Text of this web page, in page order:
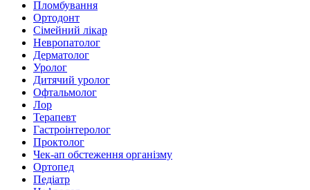
Пломбування
Ортодонт
Сімейний лікар
Невропатолог
Дерматолог
Уролог
Дитячий уролог
Офтальмолог
Лор
Терапевт
Гастроінтеролог
Проктолог
Чек-ап обстеження організму
Ортопед
Педіатр